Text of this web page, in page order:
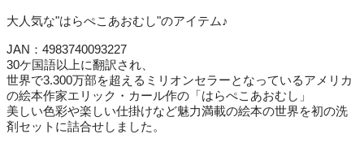
大人気な"はらぺこあおむし"のアイテム♪
JAN：4983740093227
30ケ国語以上に翻訳され、
世界で3.300万部を超えるミリオンセラーとなっているアメリカ
の絵本作家エリック・カール作の「はらぺこあおむし」
美しい色彩や楽しい仕掛けなど魅力満載の絵本の世界を初の洗
剤セットに詰合せしました。